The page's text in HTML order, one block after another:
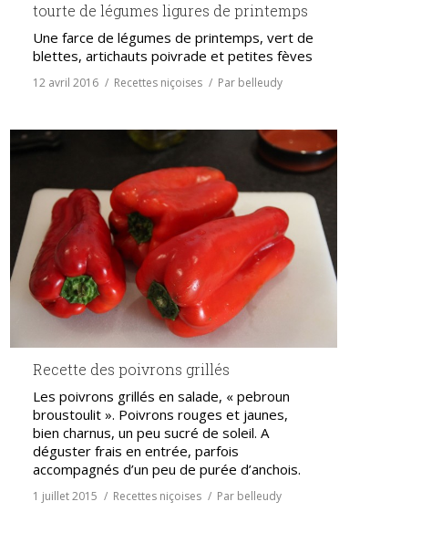
tourte de légumes ligures de printemps
Une farce de légumes de printemps, vert de
blettes, artichauts poivrade et petites fèves
12 avril 2016 Recettes niçoises Par belleudy
Recette des poivrons grillés
Les poivrons grillés en salade, « pebroun
broustoulit ». Poivrons rouges et jaunes,
bien charnus, un peu sucré de soleil. A
déguster frais en entrée, parfois
accompagnés d’un peu de purée d’anchois.
1 juillet 2015 Recettes niçoises Par belleudy